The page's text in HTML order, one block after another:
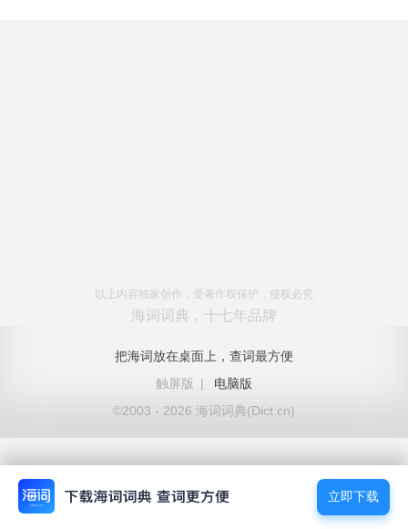
以上内容独家创作，受著作权保护，侵权必究
海词词典，十七年品牌
把海词放在桌面上，查词最方便
触屏版
|
电脑版
©2003 - 2026 海词词典(Dict.cn)
立即下载
立即下载